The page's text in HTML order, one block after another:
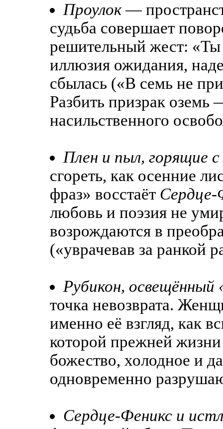
Проулок—
судьба совершает
решительный жест:
иллюзия ожидания,
сбылась («В семь не
Разбить призрак оземь
насильственного
Плен и пыл, горящие
сгореть, как осенние
фраз» восстаёт Сердце-
любовь и поэзия не
возрождаются в
(«уврачевав за ранкой
Рубикон, освещённый
точка невозврата.
именно её взгляд, как
которой прежней
божество, холодное и
одновременно
Сердце-Феникс и